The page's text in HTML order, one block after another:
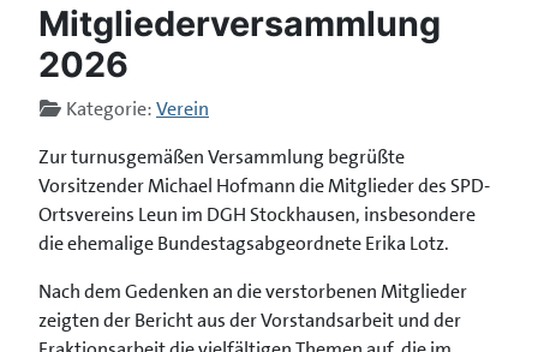
Mitgliederversammlung
2026
DetailsKategorie:Verein
Zur turnusgemäßen Versammlung begrüßte
Vorsitzender Michael Hofmann die Mitglieder des SPD-
Ortsvereins Leun im DGH Stockhausen, insbesondere
die ehemalige Bundestagsabgeordnete Erika Lotz.
Nach dem Gedenken an die verstorbenen Mitglieder
zeigten der Bericht aus der Vorstandsarbeit und der